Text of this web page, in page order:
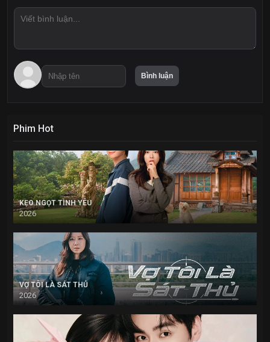
Phim Hot
KẸO NGỌT TÌNH YÊU
2026
VỢ TÔI LÀ SÁT THỦ
2026